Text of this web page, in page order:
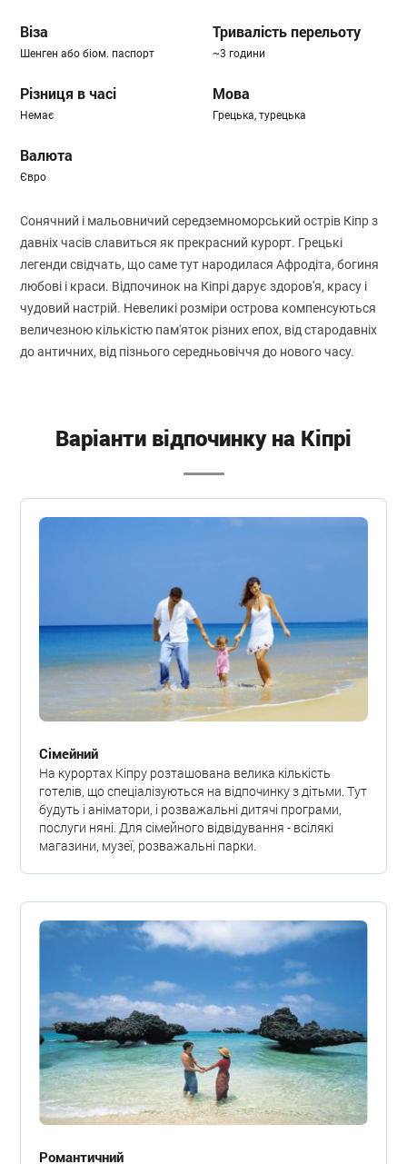
Віза
Шенген або біом. паспорт
Тривалість перельоту
~3 години
Різниця в часі
Немає
Мова
Грецька, турецька
Валюта
Євро
Сонячний і мальовничий середземноморський острів Кіпр з
давніх часів славиться як прекрасний курорт. Грецькі
легенди свідчать, що саме тут народилася Афродіта, богиня
любові і краси. Відпочинок на Кіпрі дарує здоров'я, красу і
чудовий настрій. Невеликі розміри острова компенсуються
величезною кількістю пам'яток різних епох, від стародавніх
до античних, від пізнього середньовіччя до нового часу.
Варіанти відпочинку на Кіпрі
Сімейний
На курортах Кіпру розташована велика кількість
готелів, що спеціалізуються на відпочинку з дітьми. Тут
будуть і аніматори, і розважальні дитячі програми,
послуги няні. Для сімейного відвідування - всілякі
магазини, музеї, розважальні парки.
Романтичний